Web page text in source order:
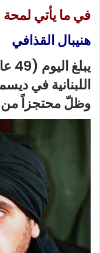
في ما يأتي لمحة
هنيبال القذافي
وظلّ محتجزاً